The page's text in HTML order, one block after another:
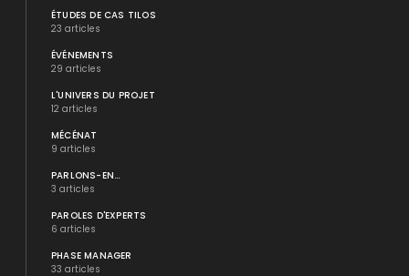
ÉTUDES DE CAS TILOS
23 articles
ÉVÉNEMENTS
29 articles
L'UNIVERS DU PROJET
12 articles
MÉCÉNAT
9 articles
PARLONS-EN...
3 articles
PAROLES D'EXPERTS
6 articles
PHASE MANAGER
33 articles